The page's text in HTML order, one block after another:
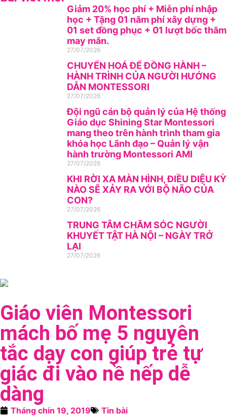
Giảm 20% học phí + Miễn phí nhập
học + Tặng 01 năm phí xây dựng +
01 set đồng phục + 01 lượt bốc thăm
may mắn.
27/07/2026
CHUYỂN HOÁ ĐỂ ĐỒNG HÀNH –
HÀNH TRÌNH CỦA NGƯỜI HƯỚNG
DẪN MONTESSORI
27/07/2026
Đội ngũ cán bộ quản lý của Hệ thống
Giáo dục Shining Star Montessori
mang theo trên hành trình tham gia
khóa học Lãnh đạo – Quản lý vận
hành trường Montessori AMI
27/07/2026
KHI RỜI XA MÀN HÌNH, ĐIỀU DIỆU KỲ
NÀO SẼ XẢY RA VỚI BỘ NÃO CỦA
CON?
27/07/2026
TRUNG TÂM CHĂM SÓC NGƯỜI
KHUYẾT TẬT HÀ NỘI – NGÀY TRỞ
LẠI
27/07/2026
Giáo viên Montessori
mách bố mẹ 5 nguyên
tắc dạy con giúp trẻ tự
giác đi vào nề nếp dễ
dàng
Tháng chín 19, 2019 Tin bài